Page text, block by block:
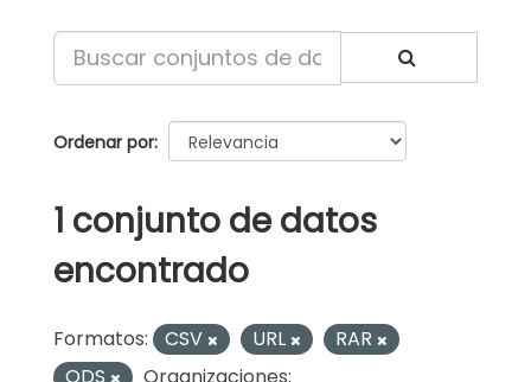
Ordenar por
1 conjunto de datos
encontrado
Formatos: CSV URL
RAR
ODS
Organizaciones: